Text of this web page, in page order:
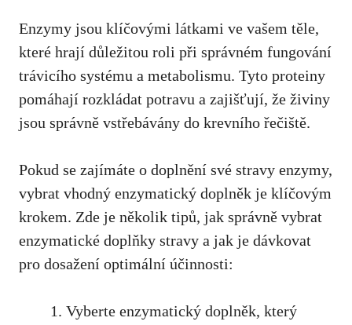
Enzymy jsou klíčovými látkami ve vašem těle,
které hrají důležitou roli při správném fungování
trávicího systému a metabolismu. Tyto proteiny
pomáhají rozkládat potravu a zajišťují, že živiny
jsou správně vstřebávány do krevního řečiště.
Pokud se zajímáte o doplnění své stravy enzymy,
vybrat vhodný enzymatický doplněk je klíčovým
krokem. Zde je několik tipů, jak správně vybrat
enzymatické doplňky stravy a jak je dávkovat
pro dosažení optimální účinnosti:
Vyberte enzymatický doplněk, který